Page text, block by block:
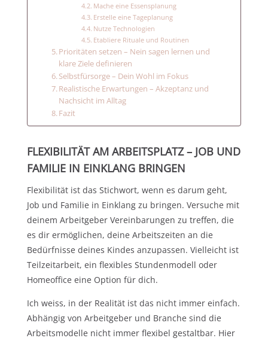
Mache eine Essensplanung
Erstelle eine Tageplanung
Nutze Technologien
Etabliere Rituale und Routinen
Prioritäten setzen – Nein sagen lernen und
klare Ziele definieren
Selbstfürsorge – Dein Wohl im Fokus
Realistische Erwartungen – Akzeptanz und
Nachsicht im Alltag
Fazit
FLEXIBILITÄT AM ARBEITSPLATZ – JOB UND
FAMILIE IN EINKLANG BRINGEN
Flexibilität ist das Stichwort, wenn es darum geht,
Job und Familie in Einklang zu bringen. Versuche mit
deinem Arbeitgeber Vereinbarungen zu treffen, die
es dir ermöglichen, deine Arbeitszeiten an die
Bedürfnisse deines Kindes anzupassen. Vielleicht ist
Teilzeitarbeit, ein flexibles Stundenmodell oder
Homeoffice eine Option für dich.
Ich weiss, in der Realität ist das nicht immer einfach.
Abhängig von Arbeitgeber und Branche sind die
Arbeitsmodelle nicht immer flexibel gestaltbar. Hier